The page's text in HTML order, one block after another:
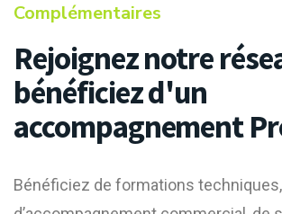
Complémentaires
Rejoignez notre
bénéficiez d'un
accompagnement
Bénéficiez de formations techniques,